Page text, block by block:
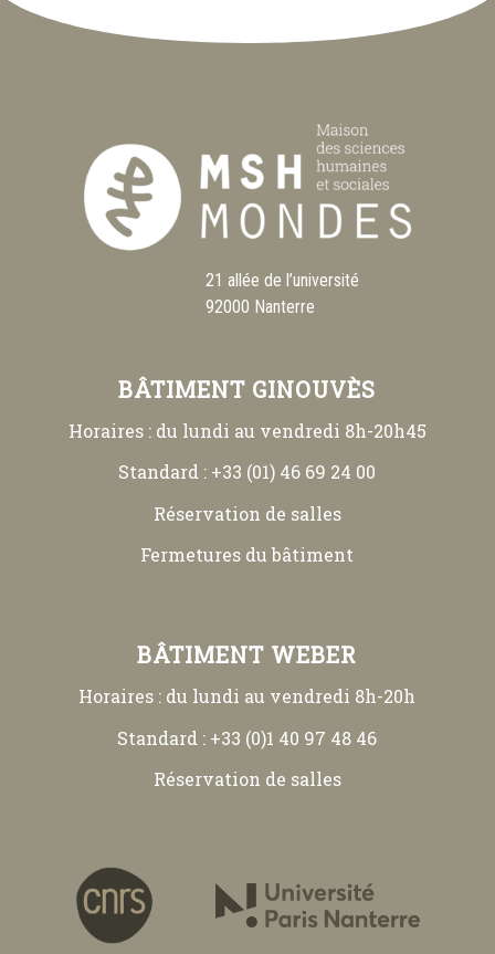
21 allée de l’université
92000 Nanterre
BÂTIMENT GINOUVÈS
Horaires : du lundi au vendredi 8h-20h45
Standard : +33 (01) 46 69 24 00
Réservation de salles
Fermetures du bâtiment
BÂTIMENT WEBER
Horaires : du lundi au vendredi 8h-20h
Standard : +33 (0)1 40 97 48 46
Réservation de salles